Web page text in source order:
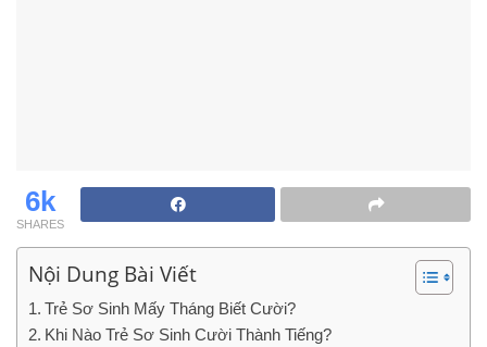
6k
SHARES
Nội Dung Bài Viết
Trẻ Sơ Sinh Mấy Tháng Biết Cười?
Khi Nào Trẻ Sơ Sinh Cười Thành Tiếng?